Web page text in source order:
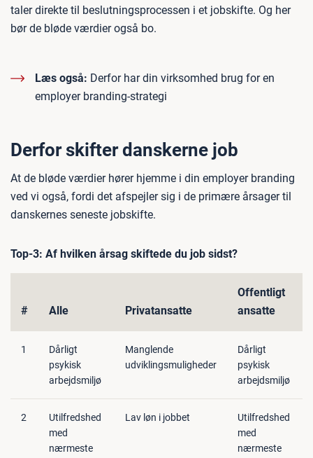
taler direkte til beslutningsprocessen i et jobskifte. Og her
bør de bløde værdier også bo.
Læs også: Derfor har din virksomhed brug for en
employer branding-strategi
Derfor skifter danskerne job
At de bløde værdier hører hjemme i din employer branding
ved vi også, fordi det afspejler sig i de primære årsager til
danskernes seneste jobskifte.
Top-3: Af hvilken årsag skiftede du job sidst?
# Alle Privatansatte
Offentligt
ansatte
1
Dårligt
psykisk
arbejdsmiljø
Manglende
udviklingsmuligheder
Dårligt
psykisk
arbejdsmiljø
2
Utilfredshed
med
nærmeste
Lav løn i jobbet
Utilfredshed
med
nærmeste